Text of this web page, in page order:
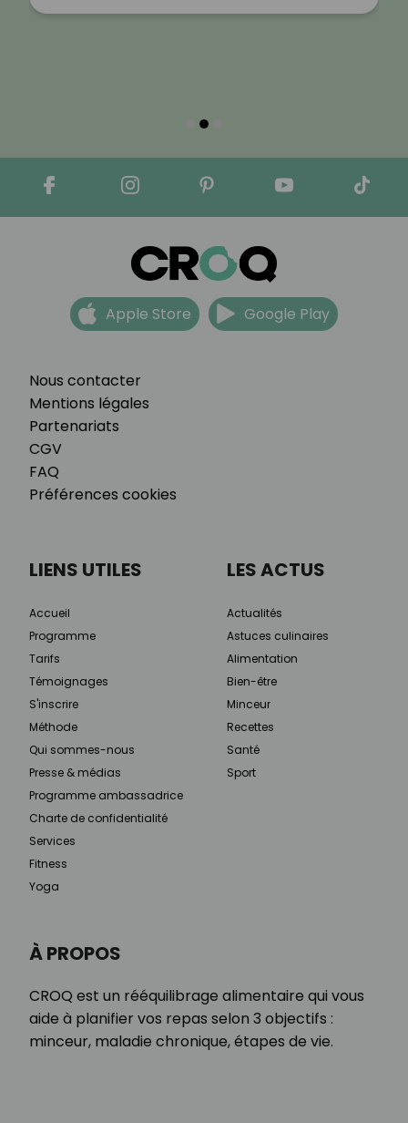
Nous contacter
Mentions légales
Partenariats
CGV
FAQ
Préférences cookies
Apple Store Google Play
À PROPOS
CROQ est un rééquilibrage alimentaire qui vous
aide à planifier vos repas selon 3 objectifs :
minceur, maladie chronique, étapes de vie.
LIENS UTILES
Accueil
Programme
Tarifs
Témoignages
S'inscrire
Méthode
Qui sommes-nous
Presse & médias
Programme ambassadrice
Charte de confidentialité
Services
Fitness
Yoga
LES ACTUS
Actualités
Astuces culinaires
Alimentation
Bien-être
Minceur
Recettes
Santé
Sport